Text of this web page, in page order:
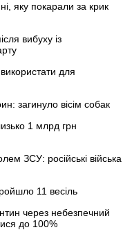
яку покарали за крик
вибуху із
для
загинуло вісім собак
1 млрд грн
ЗСУ: російські війська
11 весіль
через небезпечний
до 100%